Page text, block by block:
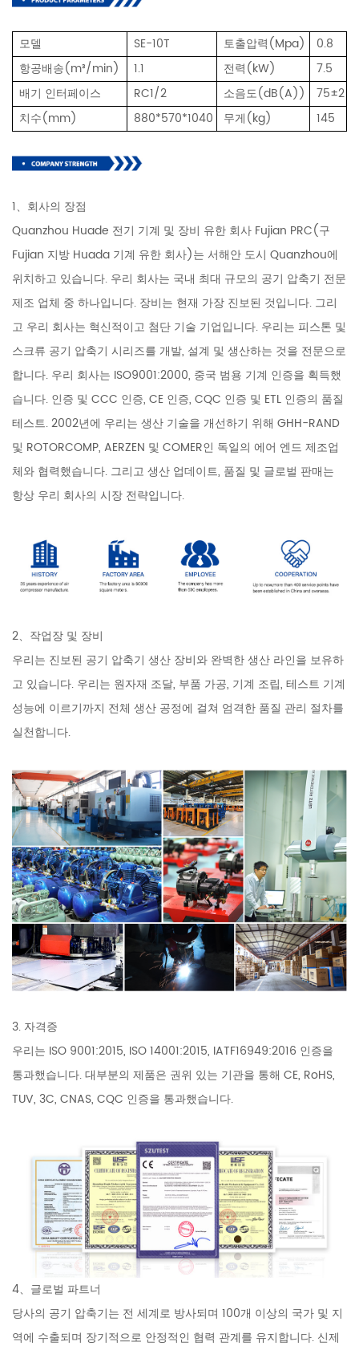
모델 SE-10T 토출압력(Mpa)
0.8
항공배송(m³/min)
1.1 전력(kW)
7.5
배기 인터페이스
RC1/2 소음도(dB(A))
75±2
치수(mm)
880*570*1040 무게(kg) 145
1、회사의 장점
Quanzhou Huade 전기 기계 및 장비 유한 회사 Fujian PRC(구
Fujian 지방 Huada 기계 유한 회사)는 서해안 도시 Quanzhou에
위치하고 있습니다. 우리 회사는 국내 최대 규모의 공기 압축기 전문
제조 업체 중 하나입니다. 장비는 현재 가장 진보된 것입니다. 그리
고 우리 회사는 혁신적이고 첨단 기술 기업입니다. 우리는 피스톤 및
스크류 공기 압축기 시리즈를 개발, 설계 및 생산하는 것을 전문으로
합니다. 우리 회사는 ISO9001:2000, 중국 범용 기계 인증을 획득했
습니다. 인증 및 CCC 인증, CE 인증, CQC 인증 및 ETL 인증의 품질
테스트. 2002년에 우리는 생산 기술을 개선하기 위해 GHH-RAND
및 ROTORCOMP, AERZEN 및 COMER인 독일의 에어 엔드 제조업
체와 협력했습니다. 그리고 생산 업데이트, 품질 및 글로벌 판매는
항상 우리 회사의 시장 전략입니다.
2、작업장 및 장비
우리는 진보된 공기 압축기 생산 장비와 완벽한 생산 라인을 보유하
고 있습니다. 우리는 원자재 조달, 부품 가공, 기계 조립, 테스트 기계
성능에 이르기까지 전체 생산 공정에 걸쳐 엄격한 품질 관리 절차를
실천합니다.
3. 자격증
우리는 ISO 9001:2015, ISO 14001:2015, IATF16949:2016 인증을
통과했습니다. 대부분의 제품은 권위 있는 기관을 통해 CE, RoHS,
TUV, 3C, CNAS, CQC 인증을 통과했습니다.
4、글로벌 파트너
당사의 공기 압축기는 전 세계로 방사되며 100개 이상의 국가 및 지
역에 수출되며 장기적으로 안정적인 협력 관계를 유지합니다. 신제